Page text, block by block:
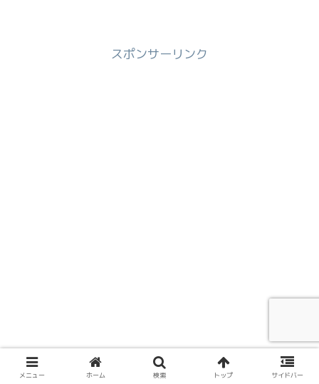
スポンサーリンク
メニュー ホーム 検索 トップ サイドバー